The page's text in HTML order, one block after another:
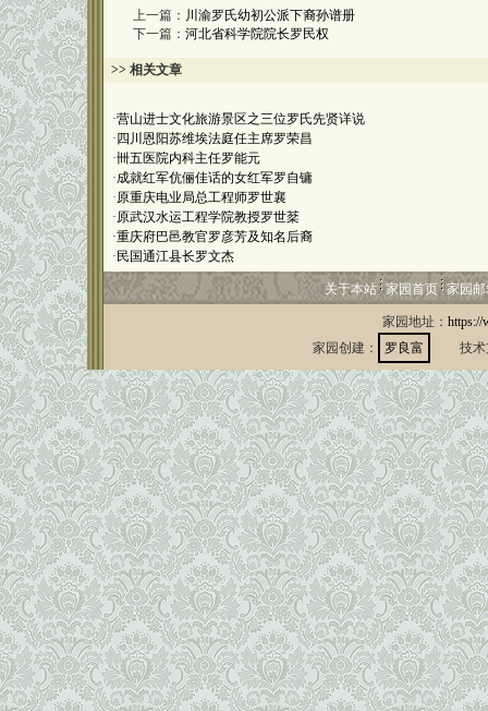
上一篇： 川渝罗氏幼初公派下裔孙谱册
下一篇： 河北省科学院院长罗民权
>> 相关文章
·营山进士文化旅游景区之三位罗氏先贤详说
· 四川恩阳苏维埃法庭任主席罗荣昌
·卌五医院内科主任罗能元
·成就红军伉俪佳话的女红军罗自镛
·原重庆电业局总工程师罗世襄
·原武汉水运工程学院教授罗世棻
·重庆府巴邑教官罗彦芳及知名后裔
· 民国通江县长罗文杰
关于本站 家园首页 家园
家园地址： https://
家园创建：
罗良富 技术